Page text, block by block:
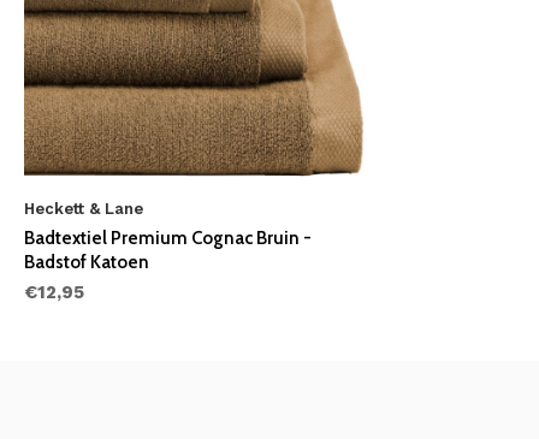
Heckett & Lane
Badtextiel Premium Cognac Bruin -
Badstof Katoen
€12,95